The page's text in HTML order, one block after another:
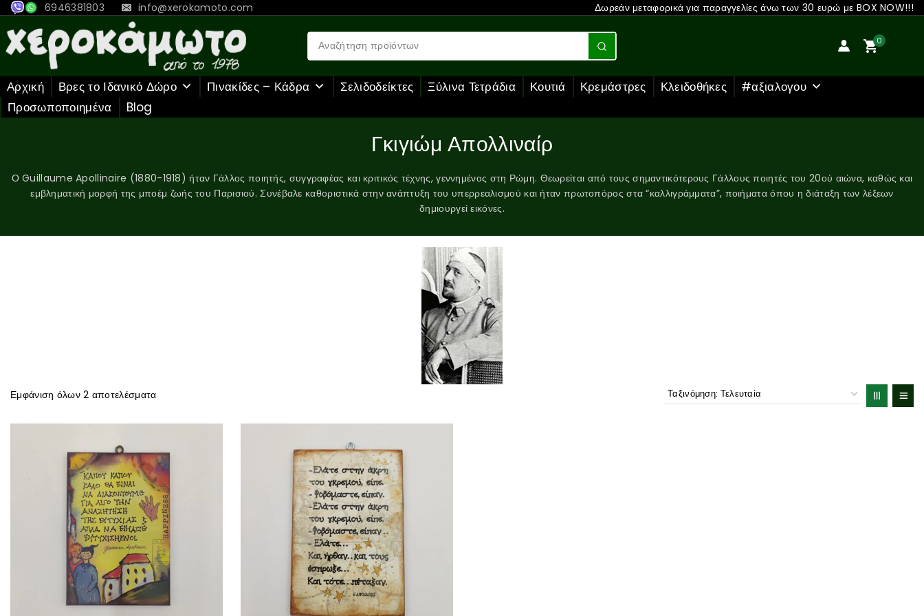
6946381803 info@xerokamoto.com Δωρεάν μεταφορικά για παραγγελίες άνω των 30 ευρώ με BOX NOW!!!
0
Αρχική Βρες το Ιδανικό Δώρο Πινακίδες – Κάδρα Σελιδοδείκτες Ξύλινα Τετράδια Κουτιά Κρεμάστρες Κλειδοθήκες
#αξιαλογου
Προσωποποιημένα
Blog
Γκιγιώμ Απολλιναίρ
Ο Guillaume Apollinaire (1880-1918) ήταν Γάλλος ποιητής, συγγραφέας και κριτικός τέχνης, γεννημένος στη Ρώμη. Θεωρείται από τους σημαντικότερους Γάλλους ποιητές του 20ού αιώνα, καθώς και
εμβληματική μορφή της μποέμ ζωής του Παρισιού. Συνέβαλε καθοριστικά στην ανάπτυξη του υπερρεαλισμού και ήταν πρωτοπόρος στα “καλλιγράμματα”, ποιήματα όπου η διάταξη των λέξεων
δημιουργεί εικόνες.
Εμφάνιση όλων2 αποτελέσματα